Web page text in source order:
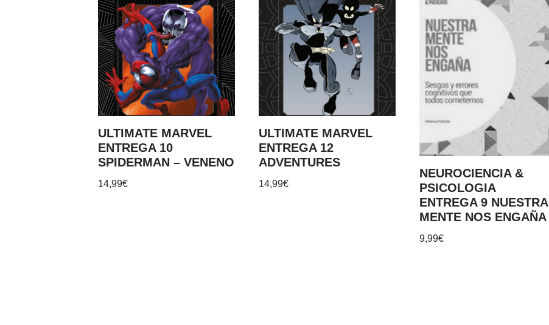
ULTIMATE MARVEL
ENTREGA 10
SPIDERMAN – VENENO
14,99€
ULTIMATE MARVEL
ENTREGA 12
ADVENTURES
14,99€
NEUROCIENCIA &
PSICOLOGIA
ENTREGA 9 NUESTRA
MENTE NOS ENGAÑA
9,99€